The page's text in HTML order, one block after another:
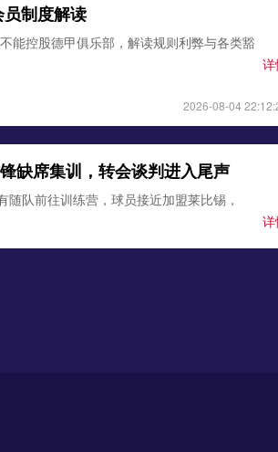
制度解读
能控股德甲俱乐部，解读规则利弊与各类豁
2026-08-04
缺席集训，转会谈判进入尾声
随队前往训练营，球员接近加盟莱比锡，